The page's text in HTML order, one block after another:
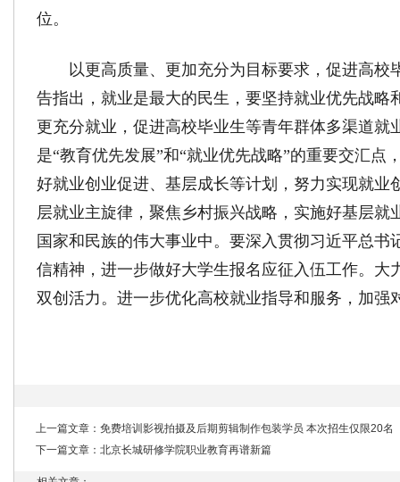
位。
以更高质量、更加充分为目标要求，促进高校
告指出，就业是最大的民生，要坚持就业优先战略
更充分就业，促进高校毕业生等青年群体多渠道就
是“教育优先发展”和“就业优先战略”的重要交汇点
好就业创业促进、基层成长等计划，努力实现就业
层就业主旋律，聚焦乡村振兴战略，实施好基层就
国家和民族的伟大事业中。要深入贯彻习近平总书
信精神，进一步做好大学生报名应征入伍工作。大
双创活力。进一步优化高校就业指导和服务，加强
上一篇文章： 免费培训影视拍摄及后期剪辑制作包装学员 本次招生仅限20名
下一篇文章： 北京长城研修学院职业教育再谱新篇